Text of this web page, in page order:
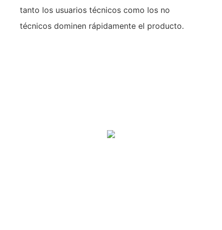
tanto los usuarios técnicos como los no
técnicos dominen rápidamente el producto.